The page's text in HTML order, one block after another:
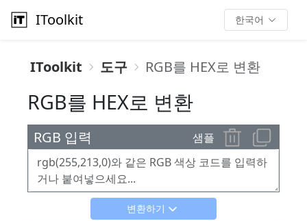
IToolkit 한국어
IToolkit 도구 RGB를 HEX로 변환
RGB를 HEX로 변환
RGB 입력 샘플
변환하기